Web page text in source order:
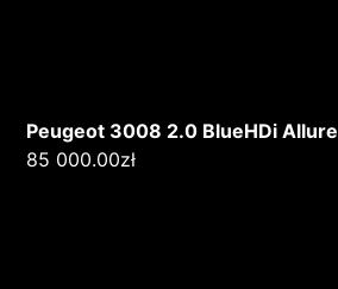
Peugeot 3008 2.0 BlueHDi Allure
85 000.00zł